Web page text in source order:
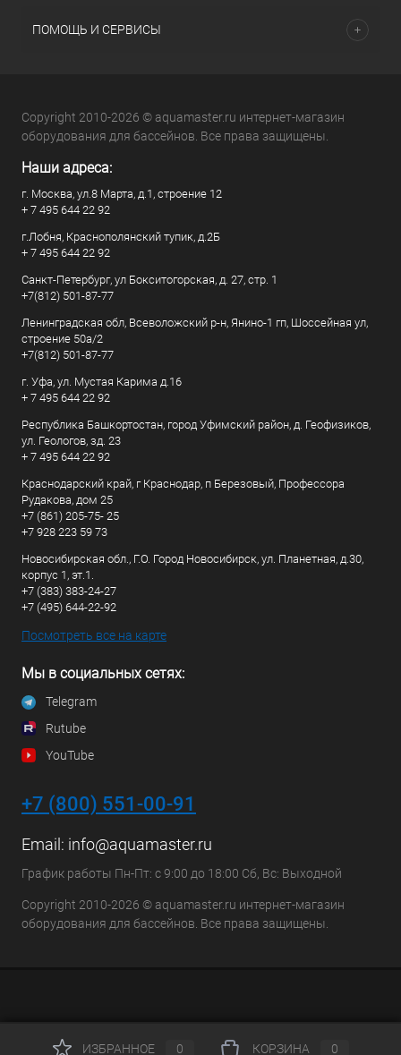
ПОМОЩЬ И СЕРВИСЫ
Copyright 2010-2026 © aquamaster.ru интернет-магазин
оборудования для бассейнов. Все права защищены.
Наши адреса:
г. Москва, ул.8 Марта, д.1, строение 12
+ 7 495 644 22 92
г.Лобня, Краснополянский тупик, д.2Б
+ 7 495 644 22 92
Санкт-Петербург, ул Бокситогорская, д. 27, стр. 1
+7(812) 501-87-77
Ленинградская обл, Всеволожский р-н, Янино-1 гп, Шоссейная ул,
строение 50а/2
+7(812) 501-87-77
г. Уфа, ул. Мустая Карима д.16
+ 7 495 644 22 92
Республика Башкортостан, город Уфимский район, д. Геофизиков,
ул. Геологов, зд. 23
+ 7 495 644 22 92
Краснодарский край, г Краснодар, п Березовый, Профессора
Рудакова, дом 25
+7 (861) 205-75- 25
+7 928 223 59 73
Новосибирская обл., Г.О. Город Новосибирск, ул. Планетная, д.30,
корпус 1, эт.1.
+7 (383) 383-24-27
+7 (495) 644-22-92
Посмотреть все на карте
Мы в социальных сетях:
Telegram
Rutube
YouTube
+7 (800) 551-00-91
Email: info@aquamaster.ru
График работы Пн-Пт: с 9:00 до 18:00 Сб, Вс: Выходной
Copyright 2010-2026 © aquamaster.ru интернет-магазин
оборудования для бассейнов. Все права защищены.
ИЗБРАННОЕ 0 КОРЗИНА 0